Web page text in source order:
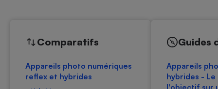
Comparatifs
Appareils photo numériques
reflex et hybrides
Guides
Appareils
hybrides - Le
l'objectif sur
Nutrition
Produit alimentaire
Achat - Vente - Location
Assurance auto
Méthode de vente -
En savoir plus sur Que Choisir Ensemble
nous ?